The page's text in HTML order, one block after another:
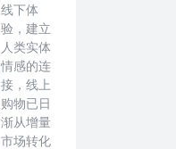
线下体
验，建立
人类实体
情感的连
接，线上
购物已日
渐从增量
市场转化